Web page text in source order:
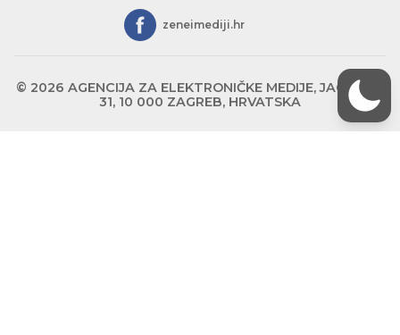
zeneimediji.hr
© 2026 AGENCIJA ZA ELEKTRONIČKE MEDIJE, JAGIĆEVA
31, 10 000 ZAGREB, HRVATSKA